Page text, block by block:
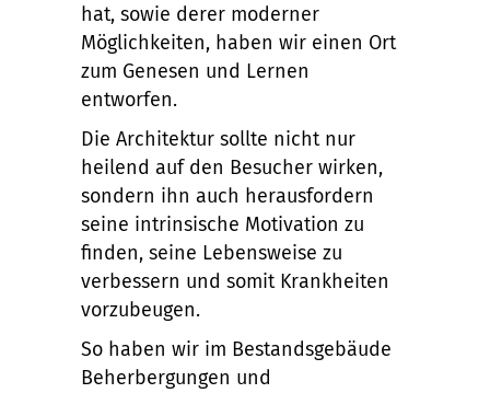
hat, sowie derer moderner
Möglichkeiten, haben wir einen Ort
zum Genesen und Lernen
entworfen.
Die Architektur sollte nicht nur
heilend auf den Besucher wirken,
sondern ihn auch herausfordern
seine intrinsische Motivation zu
finden, seine Lebensweise zu
verbessern und somit Krankheiten
vorzubeugen.
So haben wir im Bestandsgebäude
Beherbergungen und